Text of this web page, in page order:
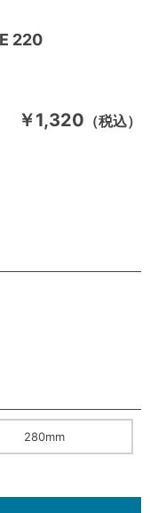
220
￥1,320 （税込）
280mm